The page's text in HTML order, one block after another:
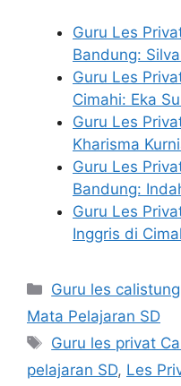
Guru Les
Bandung:
Guru Les
Cimahi: Eka
Guru Les
Kharisma
Guru Les
Bandung:
Guru Les
Inggris di
Categories
Guru les calistung
Mata Pelajaran SD
Tags
Guru les privat
pelajaran SD, Les